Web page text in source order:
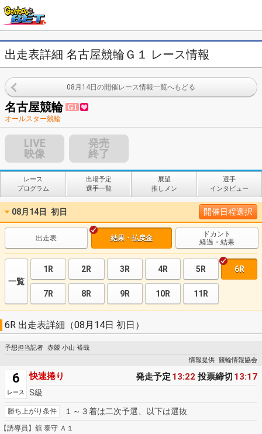
出走表詳細 名古屋競輪Ｇ１ レース情報
08月14日の開催レース情報一覧へもどる
名古屋競輪
オールスター競輪
LIVE
映像
発売
終了
レース
プログラム
出場予定
選手一覧
展望
推しメン
選手
インタビュー
08月14日 初日 開催日程選択
出走表 結果・払戻金
ドカント
経過・結果
一覧
1R 2R 3R 4R 5R 6R
7R 8R 9R 10R 11R
6R 出走表詳細（08月14日 初日）
予想担当記者 赤競 小山 裕哉
情報提供 競輪情報協会
6
レース
快速捲り 発走予定 13:22 投票締切 13:17
S級
勝ち上がり条件 １～３着は二次予選、以下は選抜
【誘導員】舘 泰守 Ａ１